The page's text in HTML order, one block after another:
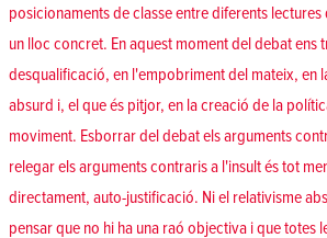
posicionaments de classe entre diferents
un lloc concret. En aquest moment del debat ens
desqualificació, en l'empobriment del mateix, en
absurd i, el que és pitjor, en la creació de la
moviment. Esborrar del debat els arguments
relegar els arguments contraris a l'insult és tot
directament, auto-justificació. Ni el relativisme
pensar que no hi ha una raó objectiva i que totes